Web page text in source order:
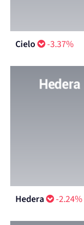
Cielo -3.37%
Hedera -2.24%